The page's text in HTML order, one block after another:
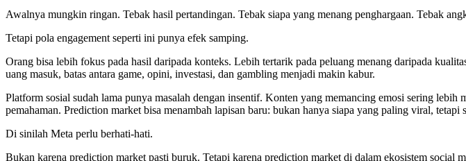
Awalnya mungkin ringan. Tebak hasil pertandingan. Tebak siapa yang menang penghargaan. Tebak
Tetapi pola engagement seperti ini punya efek samping.
Orang bisa lebih fokus pada hasil daripada konteks. Lebih tertarik pada peluang menang daripada
uang masuk, batas antara game, opini, investasi, dan gambling menjadi makin kabur.
Platform sosial sudah lama punya masalah dengan insentif. Konten yang memancing emosi sering
pemahaman. Prediction market bisa menambah lapisan baru: bukan hanya siapa yang paling viral,
Di sinilah Meta perlu berhati-hati.
Bukan karena prediction market pasti buruk. Tetapi karena prediction market di dalam ekosistem social